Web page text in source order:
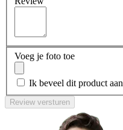
Voeg je foto toe
Ik beveel dit product aan
Review versturen